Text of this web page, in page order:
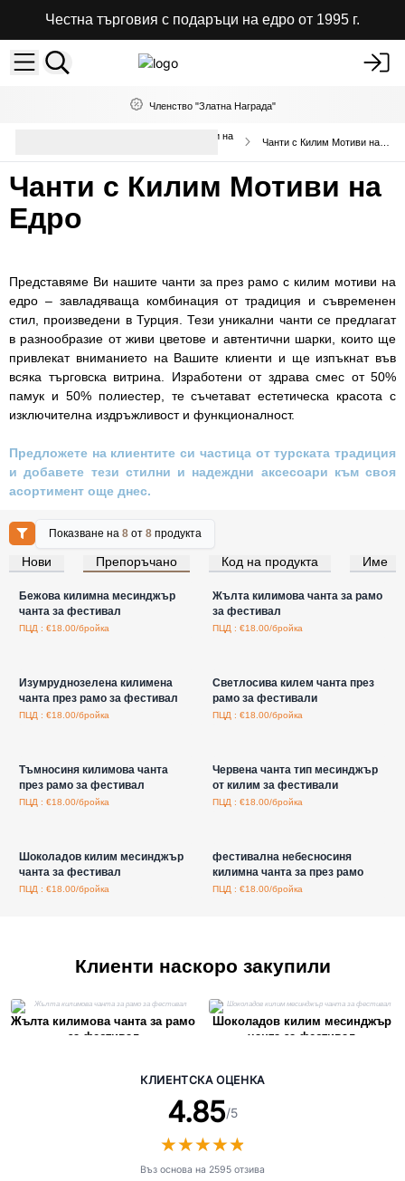
Честна търговия с подаръци на едро от 1995 г.
Членство "Златна Награда"
Висококачествени чанти и раници на
Чанти с Килим Мотиви на Едро
Чанти с Килим Мотиви на
Едро
Представяме Ви нашите чанти за през рамо с килим мотиви на
едро – завладяваща комбинация от традиция и съвременен
стил, произведени в Турция. Тези уникални чанти се предлагат
в разнообразие от живи цветове и автентични шарки, които ще
привлекат вниманието на Вашите клиенти и ще изпъкнат във
всяка търговска витрина. Изработени от здрава смес от 50%
памук и 50% полиестер, те съчетават естетическа красота с
изключителна издръжливост и функционалност.
Предложете на клиентите си частица от турската традиция
и добавете тези стилни и надеждни аксесоари към своя
асортимент още днес.
Показване на8 от8 продукта
Нови Препоръчано Код на продукта Име
Влезте за цени на едро
Бежова килимна месинджър
чанта за фестивал
ПЦД : €18.00/бройка
Влезте за цени на едро
Жълта килимова чанта за рамо
за фестивал
ПЦД : €18.00/бройка
Изумруднозелена килимена
чанта през рамо за фестивал
ПЦД : €18.00/бройка
Светлосива килем чанта през
рамо за фестивали
ПЦД : €18.00/бройка
Тъмносиня килимова чанта
през рамо за фестивал
ПЦД : €18.00/бройка
Червена чанта тип месинджър
от килим за фестивали
ПЦД : €18.00/бройка
Шоколадов килим месинджър
чанта за фестивал
ПЦД : €18.00/бройка
фестивална небесносиня
килимна чанта за през рамо
ПЦД : €18.00/бройка
Клиенти наскоро закупили
Жълта килимова чанта за рамо
за фестивал
Шоколадов килим месинджър
чанта за фестивал
КЛИЕНТСКА ОЦЕНКА
4.85/5
★★★★★
★★★★★
Въз основа на 2595 отзива